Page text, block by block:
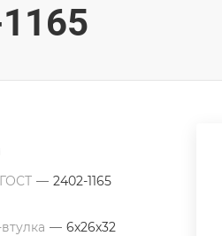
— 2402-1165
— 6х26х32